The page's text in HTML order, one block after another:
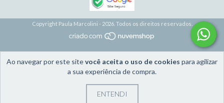
Ao navegar por este sitevocê aceita o uso de cookies para agilizar
a sua experiência de compra.
ENTENDI
Copyright Paula Marcolini - 2026. Todos os direitos reservados.